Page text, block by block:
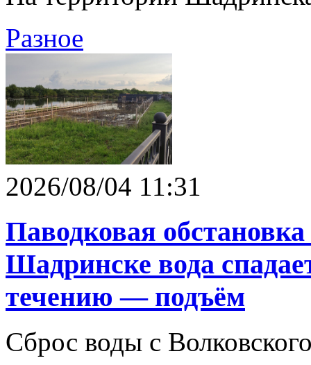
Разное
2026/08/04 11:31
Паводковая
Шадринске вода
течению — подъём
Сброс воды с